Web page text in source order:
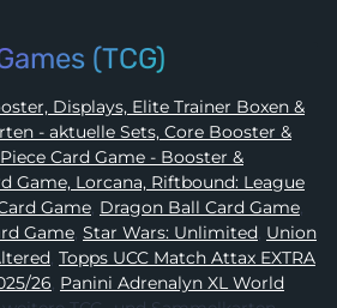
(TCG)
Card Game, Dragon Ball Card Game,
Card Game, Star Wars: Unlimited, Union
, Topps UCC Match Attax EXTRA
26, Panini Adrenalyn XL World